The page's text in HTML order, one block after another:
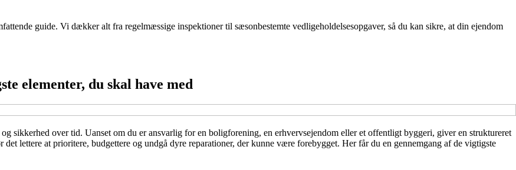
guide. Vi dækker alt fra regelmæssige inspektioner til sæsonbestemte vedligeholdelsesopgaver, så du kan sikre, at din ejendom
elementer, du skal have med
sikkerhed over tid. Uanset om du er ansvarlig for en boligforening, en erhvervsejendom eller et offentligt byggeri, giver en struktureret
lettere at prioritere, budgettere og undgå dyre reparationer, der kunne være forebygget. Her får du en gennemgang af de vigtigste